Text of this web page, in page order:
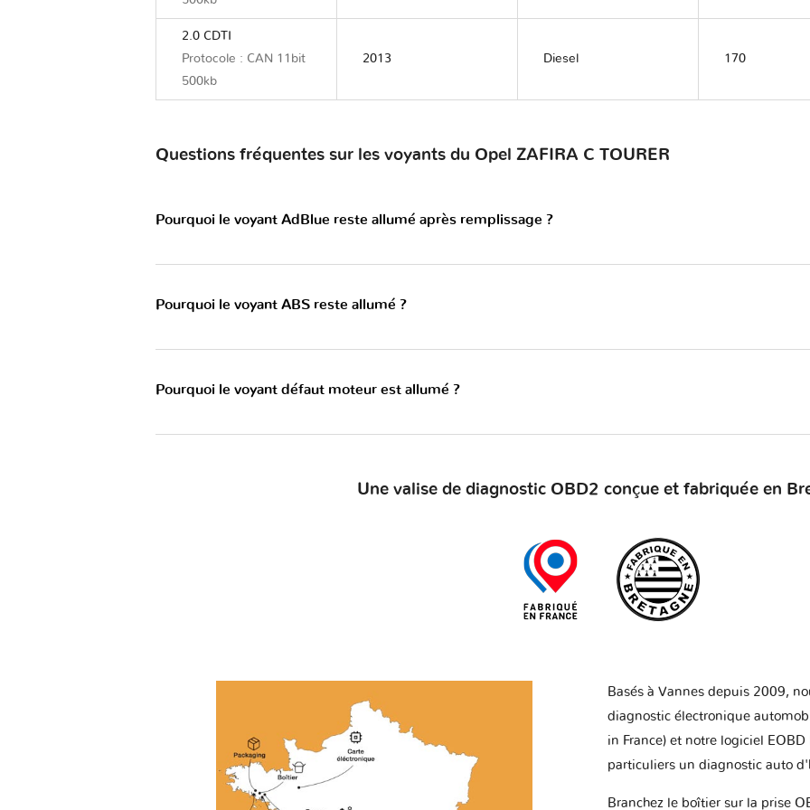
2.0 CDTI
Protocole : CAN 11bit
500kb
2013 Diesel 170
Questions fréquentes sur les voyants du Opel ZAFIRA C TOURER
Pourquoi le voyant AdBlue reste allumé après remplissage ?
Pourquoi le voyant ABS reste allumé ?
Pourquoi le voyant défaut moteur est allumé ?
Une valise de diagnostic OBD2 conçue et fabriquée en
Basés à Vannes depuis 2009,
diagnostic électronique
in France) et notre logiciel
particuliers un diagnostic auto
Branchez le boîtier sur la prise